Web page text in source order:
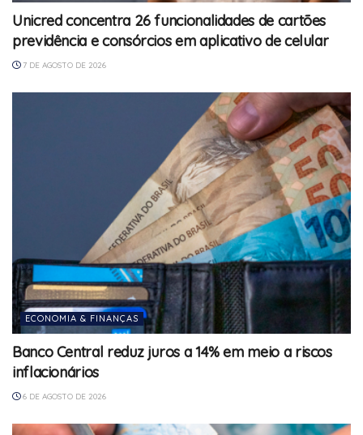
Unicred concentra 26 funcionalidades de cartões
previdência e consórcios em aplicativo de celular
7 DE AGOSTO DE 2026
ECONOMIA & FINANÇAS
Banco Central reduz juros a 14% em meio a riscos
inflacionários
6 DE AGOSTO DE 2026